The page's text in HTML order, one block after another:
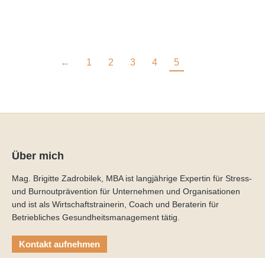
← 1 2 3 4 5
Über mich
Mag. Brigitte Zadrobilek, MBA ist langjährige Expertin für Stress-
und Burnoutprävention für Unternehmen und Organisationen
und ist als Wirtschaftstrainerin, Coach und Beraterin für
Betriebliches Gesundheitsmanagement tätig.
Kontakt aufnehmen